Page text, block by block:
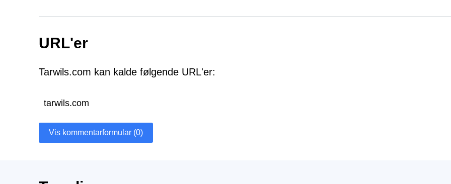
URL'er
Tarwils.com kan kalde følgende URL'er:
tarwils.com
Vis kommentarformular (0)